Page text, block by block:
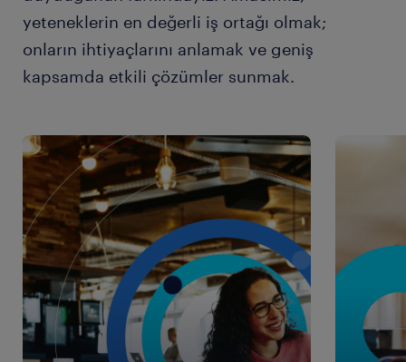
yeteneklerin en değerli iş ortağı olmak;
onların ihtiyaçlarını anlamak ve geniş
kapsamda etkili çözümler sunmak.